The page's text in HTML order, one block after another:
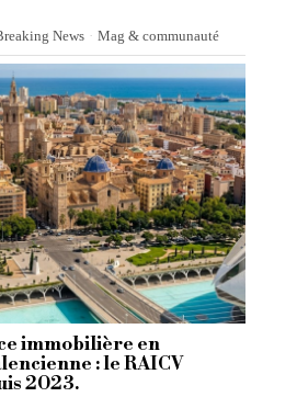
News · Mag & communauté
immobilière en
: le RAICV
2023.